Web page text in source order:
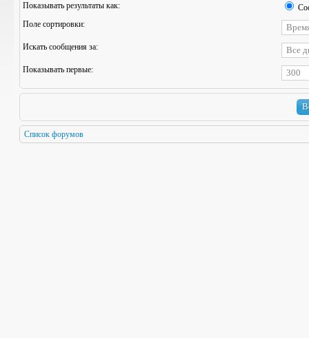
Показывать результаты как:
Поле сортировки:
Искать сообщения за:
Показывать первые:
Список форумов